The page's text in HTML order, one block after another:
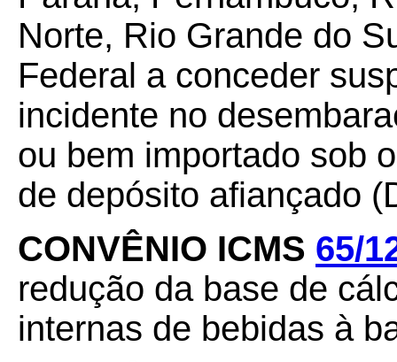
Norte, Rio Grande do
Federal a conceder
incidente no
ou bem importado sob
de depósito afiançado
CONVÊNIO ICMS 65/
redução da base de
internas de bebidas à